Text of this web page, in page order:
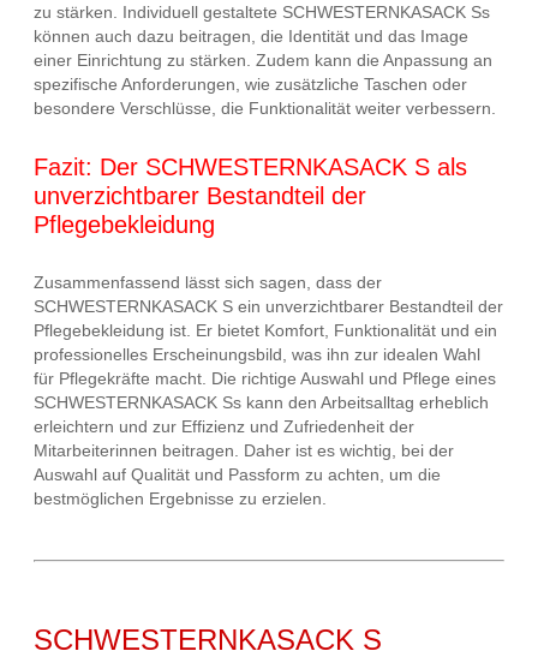
zu stärken. Individuell gestaltete SCHWESTERNKASACK Ss
können auch dazu beitragen, die Identität und das Image
einer Einrichtung zu stärken. Zudem kann die Anpassung an
spezifische Anforderungen, wie zusätzliche Taschen oder
besondere Verschlüsse, die Funktionalität weiter verbessern.
Fazit: Der SCHWESTERNKASACK S als
unverzichtbarer Bestandteil der
Pflegebekleidung
Zusammenfassend lässt sich sagen, dass der
SCHWESTERNKASACK S ein unverzichtbarer Bestandteil der
Pflegebekleidung ist. Er bietet Komfort, Funktionalität und ein
professionelles Erscheinungsbild, was ihn zur idealen Wahl
für Pflegekräfte macht. Die richtige Auswahl und Pflege eines
SCHWESTERNKASACK Ss kann den Arbeitsalltag erheblich
erleichtern und zur Effizienz und Zufriedenheit der
Mitarbeiterinnen beitragen. Daher ist es wichtig, bei der
Auswahl auf Qualität und Passform zu achten, um die
bestmöglichen Ergebnisse zu erzielen.
SCHWESTERNKASACK S